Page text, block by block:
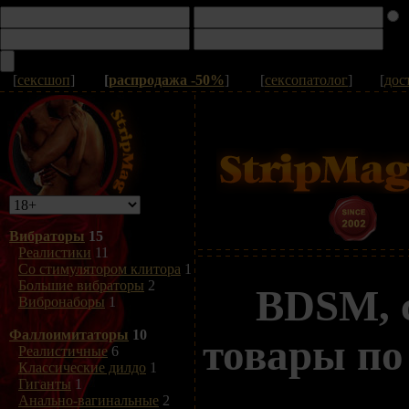
[сексшоп] [распродажа -50%] [сексопатолог] [
Вибраторы 15
Реалистики 11
Со стимулятором клитора 1
Большие вибраторы 2
Вибронаборы 1
Фаллоимитаторы 10
Реалистичные6
Классические дилдо 1
Гиганты 1
Анально-вагинальные 2
BDSM,
товары